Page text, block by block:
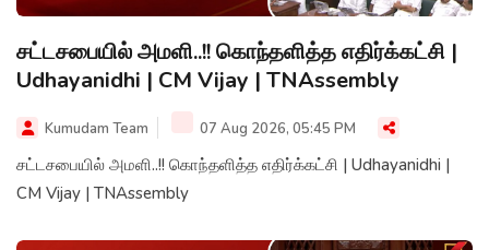
சட்டசபையில் அமளி..!! கொந்தளித்த எதிர்க்கட்சி |
Udhayanidhi | CM Vijay | TNAssembly
Kumudam Team 07 Aug 2026, 05:45 PM
சட்டசபையில் அமளி..!! கொந்தளித்த எதிர்க்கட்சி | Udhayanidhi |
CM Vijay | TNAssembly